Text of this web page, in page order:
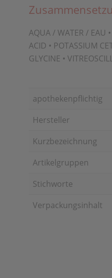
AQUA / WATER / EAU
ACID • POTASSIUM
GLYCINE •
apothekenpflichtig
Hersteller
Kurzbezeichnung
Artikelgruppen
Stichworte
Verpackungsinhalt